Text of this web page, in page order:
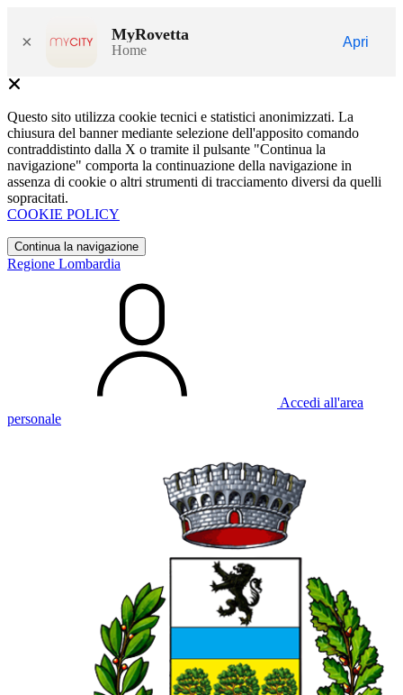
× MyRovetta
Home
Apri
Questo sito utilizza cookie tecnici e statistici anonimizzati. La
chiusura del banner mediante selezione dell'apposito comando
contraddistinto dalla X o tramite il pulsante "Continua la
navigazione" comporta la continuazione della navigazione in
assenza di cookie o altri strumenti di tracciamento diversi da quelli
sopracitati.
COOKIE POLICY
Continua la navigazione
Regione Lombardia
Accedi all'area
personale